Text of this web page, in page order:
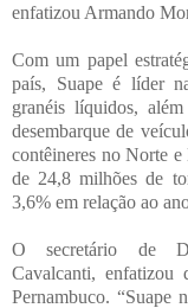
enfatizou Armando
Com um papel
país, Suape é líder
granéis líquidos,
desembarque de
contêineres no Norte
de 24,8 milhões de
3,6% em relação ao
O secretário de
Cavalcanti, enfatizou
Pernambuco. “Suape